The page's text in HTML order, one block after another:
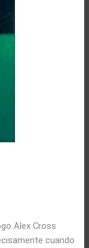
Alex Cross
cuando